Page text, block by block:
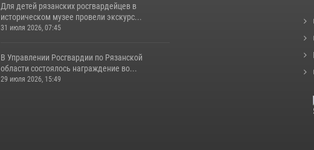
Для детей рязанских росгвардейцев в
историческом музее провели экскурс...
31 июля 2026, 07:45
В Управлении Росгвардии по Рязанской
области состоялось награждение во...
29 июля 2026, 15:49